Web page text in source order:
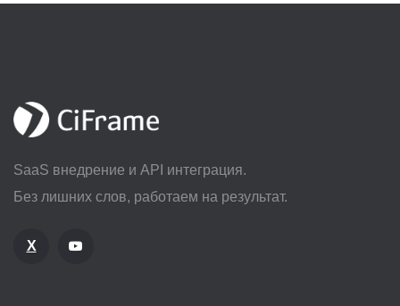
SaaS внедрение и API интеграция.
Без лишних слов, работаем на результат.
X